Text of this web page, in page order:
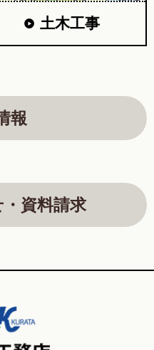
土木工事
報
資料請求